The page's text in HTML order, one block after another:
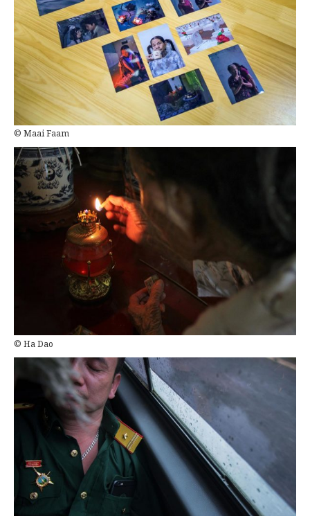
© Maai Faam
© Ha Dao